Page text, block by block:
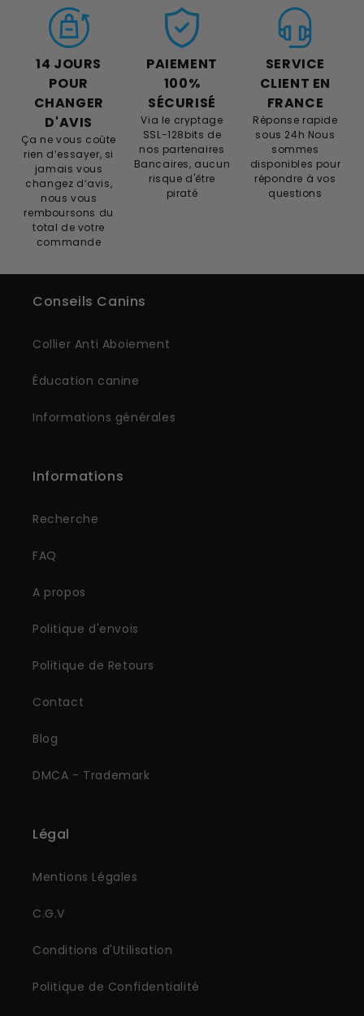
14 JOURS
POUR
CHANGER
D'AVIS
Ça ne vous coûte
rien d’essayer, si
jamais vous
changez d’avis,
nous vous
remboursons du
total de votre
commande
PAIEMENT
100%
SÉCURISÉ
Via le cryptage
SSL-128bits de
nos partenaires
Bancaires, aucun
risque d'être
piraté
SERVICE
CLIENT EN
FRANCE
Réponse rapide
sous 24h Nous
sommes
disponibles pour
répondre à vos
questions
Conseils Canins
Collier Anti Aboiement
Éducation canine
Informations générales
Informations
Recherche
FAQ
A propos
Politique d'envois
Politique de Retours
Contact
Blog
DMCA - Trademark
Légal
Mentions Légales
C.G.V
Conditions d'Utilisation
Politique de Confidentialité